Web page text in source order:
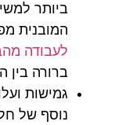
ביותר
המובנית
לעבודה
ברורה בין
גמישות
נוסף של